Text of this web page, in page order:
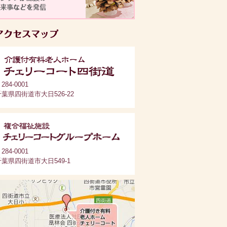
0001
葉県四街道市大日526-22
0001
葉県四街道市大日549-1